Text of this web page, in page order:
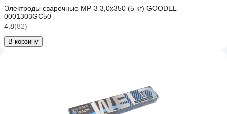
Электроды сварочные МР-3 3,0х350 (5 кг) GOODEL
0001303GC50
4.8(82)
В корзину